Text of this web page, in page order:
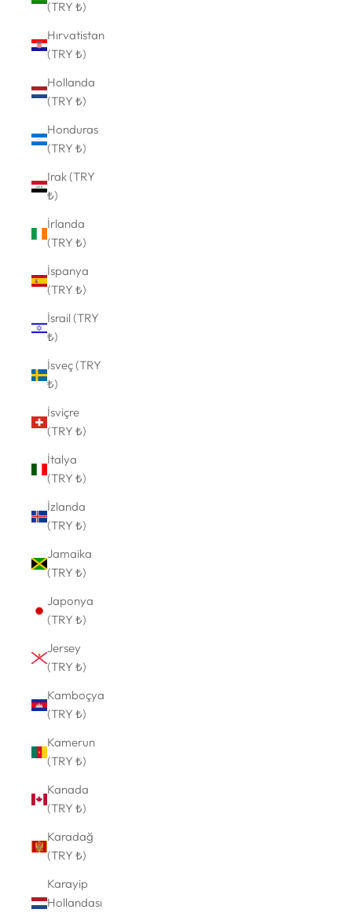
(TRY ₺)
Hırvatistan
(TRY ₺)
Hollanda
(TRY ₺)
Honduras
(TRY ₺)
Irak (TRY
₺)
İrlanda
(TRY ₺)
İspanya
(TRY ₺)
İsrail (TRY
₺)
İsveç (TRY
₺)
İsviçre
(TRY ₺)
İtalya
(TRY ₺)
İzlanda
(TRY ₺)
Jamaika
(TRY ₺)
Japonya
(TRY ₺)
Jersey
(TRY ₺)
Kamboçya
(TRY ₺)
Kamerun
(TRY ₺)
Kanada
(TRY ₺)
Karadağ
(TRY ₺)
Karayip
Hollandası